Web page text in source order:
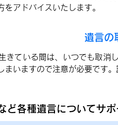
アドバイスいたします。
遺言の
きている間は、いつでも取消
まいますので注意が必要です
ど各種遺言についてサ